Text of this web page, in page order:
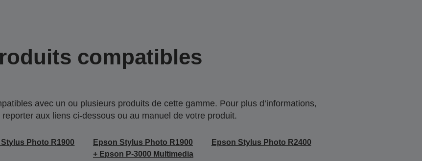
compatibles
avec un ou plusieurs produits de cette gamme. Pour plus d’informations,
aux liens ci-dessous ou au manuel de votre produit.
Photo R1900
Epson Stylus Photo R1900
+ Epson P-3000 Multimedia
Epson Stylus Photo R2400